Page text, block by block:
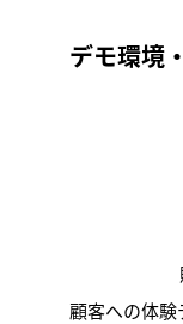
顧客への体
デモ環境